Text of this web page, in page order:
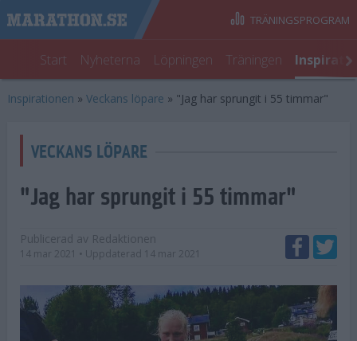
Start Nyheterna Löpningen Träningen
TRÄNINGSPROGRAM
Inspirationen » Veckans löpare » "Jag har sprungit i 55 timmar"
VECKANS LÖPARE
"Jag har sprungit i 55 timmar"
Publicerad av Redaktionen
14 mar 2021 • Uppdaterad 14 mar 2021